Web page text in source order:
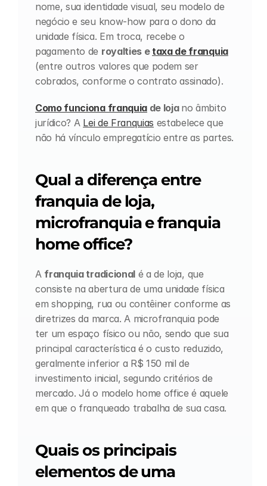
nome, sua identidade visual, seu modelo de
negócio e seu know-how para o dono da
unidade física. Em troca, recebe o
pagamento de royalties e taxa de franquia
(entre outros valores que podem ser
cobrados, conforme o contrato assinado).
Como funciona franquia de loja no âmbito
jurídico? A Lei de Franquias estabelece que
não há vínculo empregatício entre as partes.
Qual a diferença entre
franquia de loja,
microfranquia e franquia
home office?
A franquia tradicional é a de loja, que
consiste na abertura de uma unidade física
em shopping, rua ou contêiner conforme as
diretrizes da marca. A microfranquia pode
ter um espaço físico ou não, sendo que sua
principal característica é o custo reduzido,
geralmente inferior a R$ 150 mil de
investimento inicial, segundo critérios de
mercado. Já o modelo home office é aquele
em que o franqueado trabalha de sua casa.
Quais os principais
elementos de uma